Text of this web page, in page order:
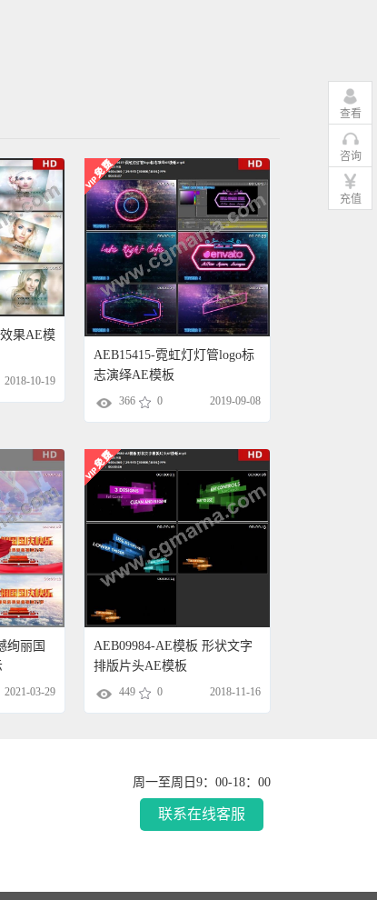
果AE模
2018-10-19
AEB15415-霓虹灯灯管logo标
志演绎AE模板
366 0 2019-09-08
绚丽国
2021-03-29
AEB09984-AE模板 形状文字
排版片头AE模板
449 0 2018-11-16
查看
咨询
充值
周一至周日9：00-18：00
联系在线客服